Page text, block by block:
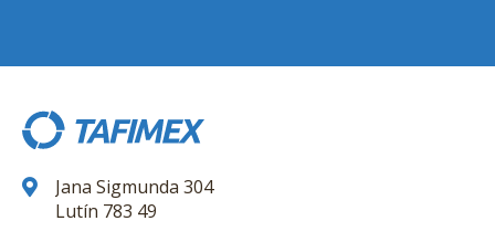
Jana Sigmunda 304
Lutín 783 49